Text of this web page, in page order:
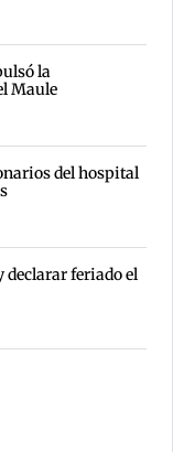
la
Maule
del hospital
declarar feriado el